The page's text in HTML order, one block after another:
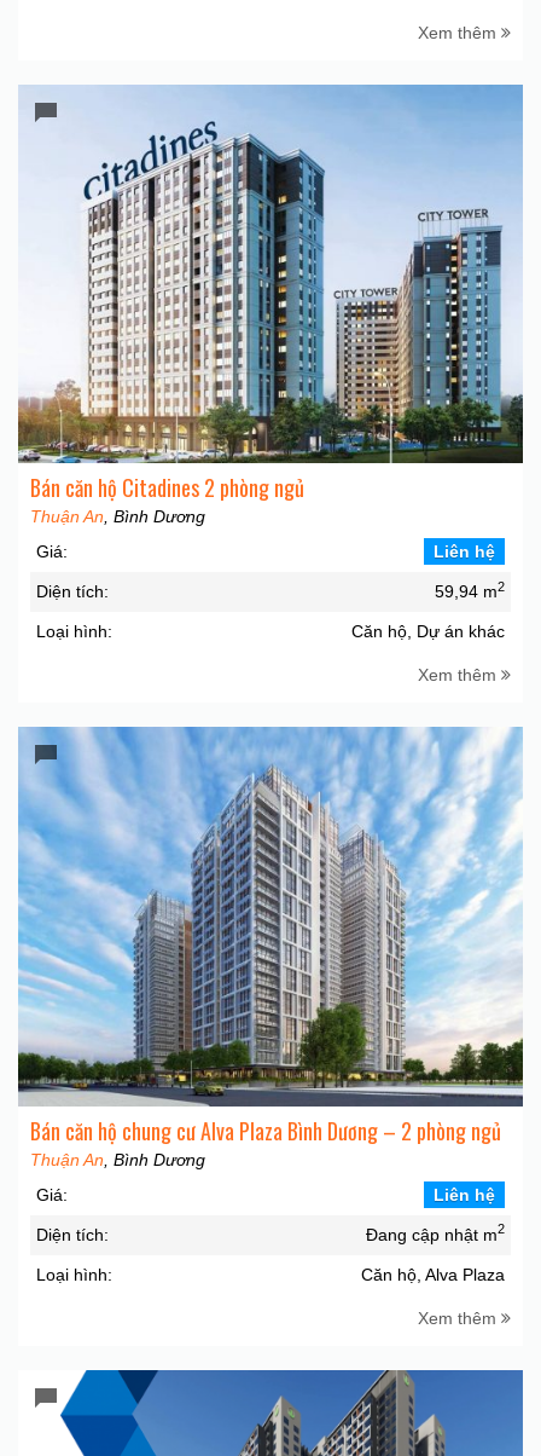
Xem thêm
Bán căn hộ Citadines 2 phòng ngủ
Thuận An , Bình Dương
Giá:
Liên hệ
Diện tích: 59,94 m2
Loại hình: Căn hộ, Dự án khác
Xem thêm
Bán căn hộ chung cư Alva Plaza Bình Dương – 2 phòng ngủ
Thuận An , Bình Dương
Giá:
Liên hệ
Diện tích: Đang cập nhật m2
Loại hình: Căn hộ, Alva Plaza
Xem thêm